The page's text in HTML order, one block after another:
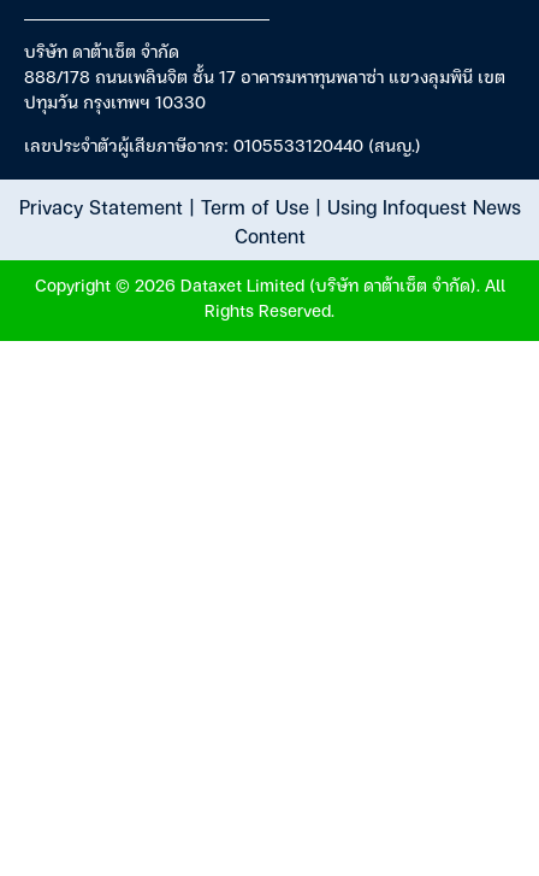
บริษัท ดาต้าเซ็ต จำกัด
888/178 ถนนเพลินจิต ชั้น 17 อาคารมหาทุนพลาซ่า แขวงลุมพินี เขต
ปทุมวัน กรุงเทพฯ 10330
เลขประจำตัวผู้เสียภาษีอากร: 0105533120440 (สนญ.)
Privacy Statement| Term of Use| Using Infoquest News
Content
Copyright © 2026 Dataxet Limited (บริษัท ดาต้าเซ็ต จำกัด). All
Rights Reserved.